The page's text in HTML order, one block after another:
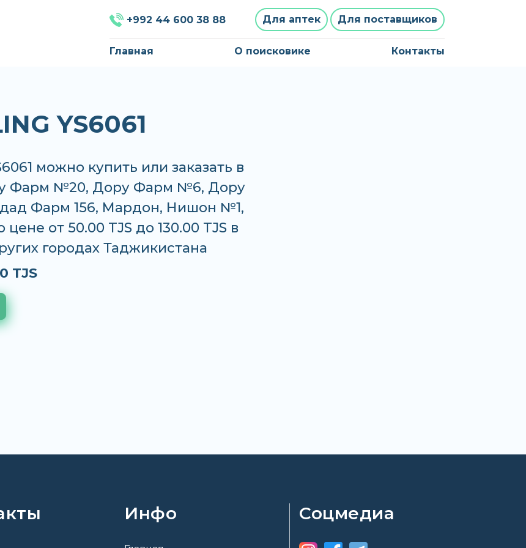
+992 44 600 38 88 Для аптек Для поставщиков
Главная О поисковике Контакты
YS6061
можно купить или заказать в
Фарм №20, Дору Фарм №6, Дору
Фарм 156, Мардон, Нишон №1,
от 50.00 TJS до 130.00 TJS в
городах Таджикистана
TJS
Инфо Соцмедиа